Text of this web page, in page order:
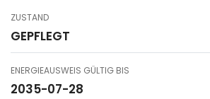
ZUSTAND
GEPFLEGT
ENERGIEAUSWEIS GÜLTIG BIS
2035-07-28